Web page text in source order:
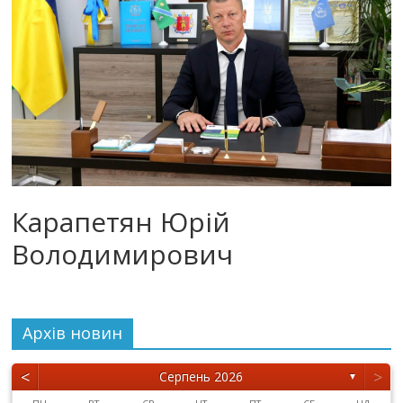
Карапетян Юрій
Володимирович
Архiв новин
< Серпень 2026 ▼ >